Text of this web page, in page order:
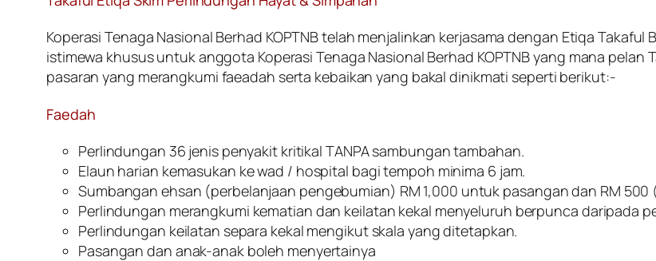
Koperasi Tenaga Nasional Berhad KOPTNB telah menjalinkan kerjasama dengan Etiqa
istimewa khusus untuk anggota Koperasi Tenaga Nasional Berhad KOPTNB yang mana pelan
pasaran yang merangkumi faeadah serta kebaikan yang bakal dinikmati seperti berikut:-
Faedah
Perlindungan 36 jenis penyakit kritikal TANPA sambungan tambahan.
Elaun harian kemasukan ke wad / hospital bagi tempoh minima 6 jam.
Sumbangan ehsan (perbelanjaan pengebumian) RM 1,000 untuk pasangan dan RM
Perlindungan merangkumi kematian dan keilatan kekal menyeluruh berpunca daripada
Perlindungan keilatan separa kekal mengikut skala yang ditetapkan.
Pasangan dan anak-anak boleh menyertainya